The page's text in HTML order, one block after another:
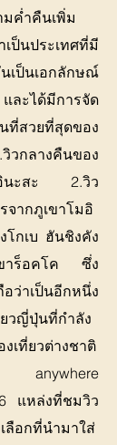
ค่ำคืนเพิ่ม
นประเทศที่มี
เป็นเอกลักษณ์
ะได้มีการจัด
สวยที่สุดของ
กลางคืนของ
อินะสะ 2.วิว
จากภูเขาโมอิ
โกเบ ฮันชิงคัง
าร็อคโค ซึ่ง
ว่าเป็นอีกหนึ่ง
วญี่ปุ่นที่กำลัง
เที่ยวต่างชาติ
ปี anywhere
แหล่งที่ชมวิว
ลือกที่นำมาใส่